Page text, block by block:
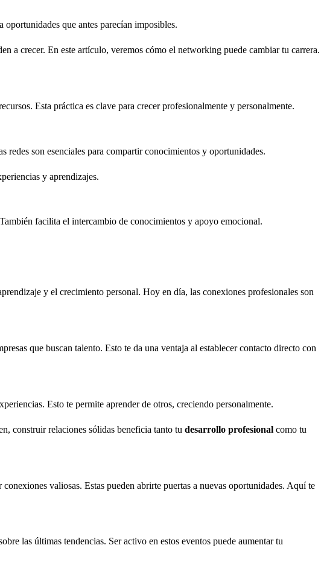
que antes parecían imposibles.
a crecer. En este artículo, veremos cómo el networking puede cambiar tu carrera.
Esta práctica es clave para crecer profesionalmente y personalmente.
redes son esenciales para compartir conocimientos y oportunidades.
y aprendizajes.
facilita el intercambio de conocimientos y apoyo emocional.
y el crecimiento personal. Hoy en día, las conexiones profesionales son
que buscan talento. Esto te da una ventaja al establecer contacto directo con
Esto te permite aprender de otros, creciendo personalmente.
construir relaciones sólidas beneficia tanto tu desarrollo profesional como tu
conexiones valiosas. Estas pueden abrirte puertas a nuevas oportunidades. Aquí te
las últimas tendencias. Ser activo en estos eventos puede aumentar tu